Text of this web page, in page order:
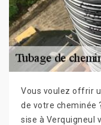
Vous voulez offrir
de votre cheminée
sise à Verquigneul